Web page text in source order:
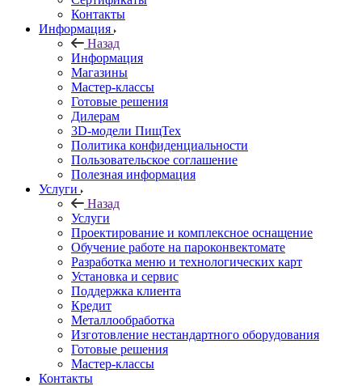
Контакты
Информация
Назад
Информация
Магазины
Мастер-классы
Готовые решения
Дилерам
3D-модели ПищТех
Политика конфиденциальности
Пользовательское соглашение
Полезная информация
Услуги
Назад
Услуги
Проектирование и комплексное оснащение
Обучение работе на пароконвектомате
Разработка меню и технологических карт
Установка и сервис
Поддержка клиента
Кредит
Металлообработка
Изготовление нестандартного оборудования
Готовые решения
Мастер-классы
Контакты